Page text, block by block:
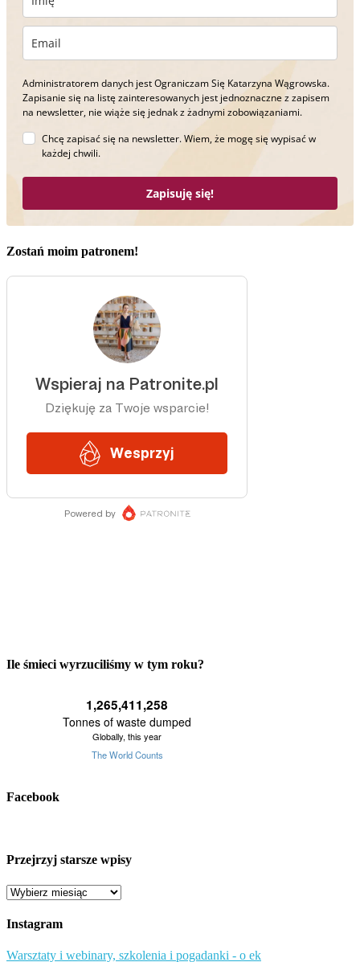
Administratorem danych jest Ograniczam Się Katarzyna Wągrowska.
Zapisanie się na listę zainteresowanych jest jednoznaczne z zapisem
na newsletter, nie wiąże się jednak z żadnymi zobowiązaniami.
Chcę zapisać się na newsletter. Wiem, że mogę się wypisać w
każdej chwili.
Zapisuję się!
Zostań moim patronem!
Ile śmieci wyrzuciliśmy w tym roku?
Facebook
Przejrzyj starsze wpisy
Przejrzyj
wpisy
Instagram
Warsztaty i webinary, szkolenia i pogadanki - o ek